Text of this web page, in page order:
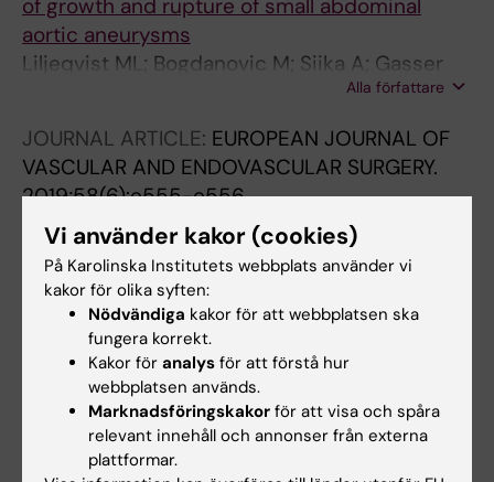
of growth and rupture of small abdominal
aortic aneurysms
Liljeqvist ML; Bogdanovic M; Siika A; Gasser
Alla författare
JOURNAL ARTICLE: EUROPEAN JOURNAL OF
VASCULAR AND ENDOVASCULAR SURGERY.
2019;58(6):e555-e556
Endograft Device type is a Significant Risk
Factor for Limb Graft Occlusion After
Endovascular Aortic Repair of Infrarenal
Abdominal Aortic Aneurysm
Bogdanovic M; Stackelberg O; Siika A; Jonsson
M; Roy J
Alla författare
JOURNAL ARTICLE:EUROPEAN JOURNAL OF
VASCULAR AND ENDOVASCULAR SURGERY.
2019;58(6):e556-e557
Vi använder kakor (cookies)
På Karolinska Institutets webbplats använder vi
kakor för olika syften:
Nödvändiga kakor för att webbplatsen ska
fungera korrekt.
Kakor för analys för att förstå hur
webbplatsen används.
Marknadsföringskakor för att visa och spåra
relevant innehåll och annonser från externa
plattformar.